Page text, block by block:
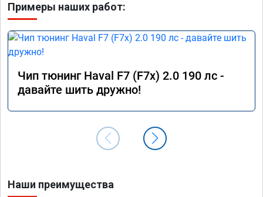
Примеры наших работ:
Чип тюнинг Haval F7 (F7x) 2.0 190 лс -
давайте шить дружно!
Наши преимущества